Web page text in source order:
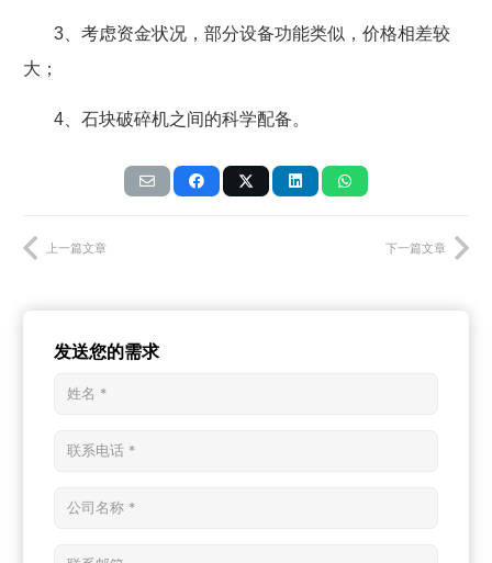
3 、考虑资金状况，部分设备功能类似，价格相差较
大；
4 、石块破碎机之间的科学配备。
上一篇文章 下一篇文章
发送您的需求